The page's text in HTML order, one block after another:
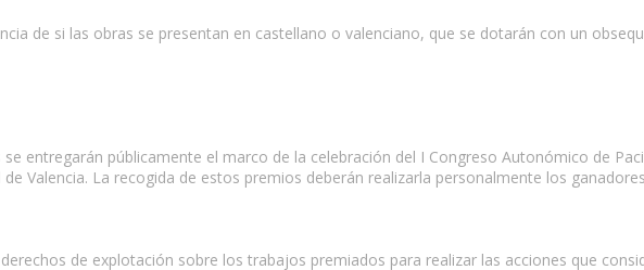
de si las obras se presentan en castellano o valenciano, que se dotarán con un
se entregarán públicamente el marco de la celebración del I Congreso Autonómico de
Valencia. La recogida de estos premios deberán realizarla personalmente los
de explotación sobre los trabajos premiados para realizar las acciones que